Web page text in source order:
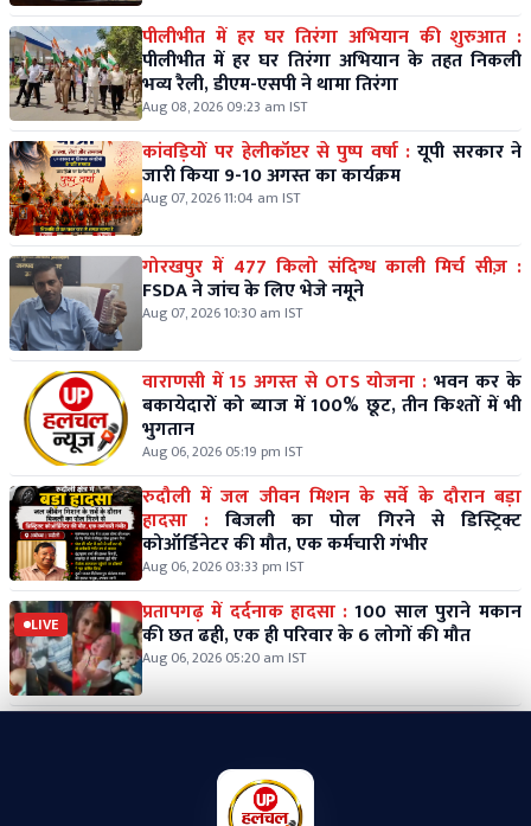
पीलीभीत में हर घर तिरंगा अभियान की शुरुआत :
पीलीभीत में हर घर तिरंगा अभियान के तहत निकली
भव्य रैली, डीएम-एसपी ने थामा तिरंगा
Aug 08, 2026 09:23 am IST
कांवड़ियों पर हेलीकॉप्टर से पुष्प वर्षा : यूपी सरकार ने
जारी किया 9-10 अगस्त का कार्यक्रम
Aug 07, 2026 11:04 am IST
गोरखपुर में 477 किलो संदिग्ध काली मिर्च सीज़ :
FSDA ने जांच के लिए भेजे नमूने
Aug 07, 2026 10:30 am IST
वाराणसी में 15 अगस्त से OTS योजना : भवन कर के
बकायेदारों को ब्याज में 100% छूट, तीन किश्तों में भी
भुगतान
Aug 06, 2026 05:19 pm IST
रुदौली में जल जीवन मिशन के सर्वे के दौरान बड़ा
हादसा : बिजली का पोल गिरने से डिस्ट्रिक्ट
कोऑर्डिनेटर की मौत, एक कर्मचारी गंभीर
Aug 06, 2026 03:33 pm IST
LIVE प्रतापगढ़ में दर्दनाक हादसा : 100 साल पुराने मकान
की छत ढही, एक ही परिवार के 6 लोगों की मौत
Aug 06, 2026 05:20 am IST